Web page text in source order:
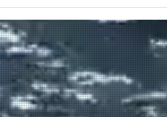
μεταφοράς μεταναστών από τη
Σούδα